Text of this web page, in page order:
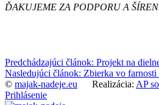
ĎAKUJEME ZA PODPORU A
Predchádzajúci článok: Projekt na
Nasledujúci článok: Zbierka vo farnosti
© majak-nadeje.eu Realizácia: AP
Prihlásenie